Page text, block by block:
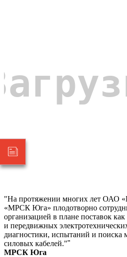
"На протяжении многих лет ОАО
«МРСК Юга» плодотворно
организацией в плане поставок
и передвижных
диагностики, испытаний и поиска
силовых кабелей.""
МРСК Юга